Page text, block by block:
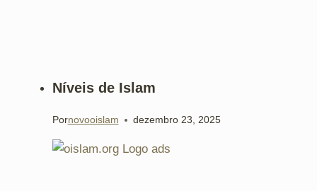
Níveis de Islam
Pornovooislam dezembro 23, 2025